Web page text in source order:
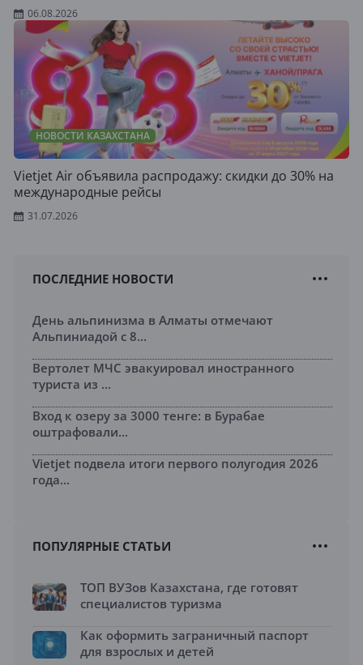
06.08.2026
НОВОСТИ КАЗАХСТАНА
Vietjet Air объявила распродажу: скидки до 30% на
международные рейсы
31.07.2026
ПОСЛЕДНИЕ НОВОСТИ
День альпинизма в Алматы отмечают
Альпиниадой с 8...
Вертолет МЧС эвакуировал иностранного
туриста из ...
Вход к озеру за 3000 тенге: в Бурабае
оштрафовали...
Vietjet подвела итоги первого полугодия 2026
года...
ПОПУЛЯРНЫЕ СТАТЬИ
ТОП ВУЗов Казахстана, где готовят
специалистов туризма
Как оформить заграничный паспорт
для взрослых и детей